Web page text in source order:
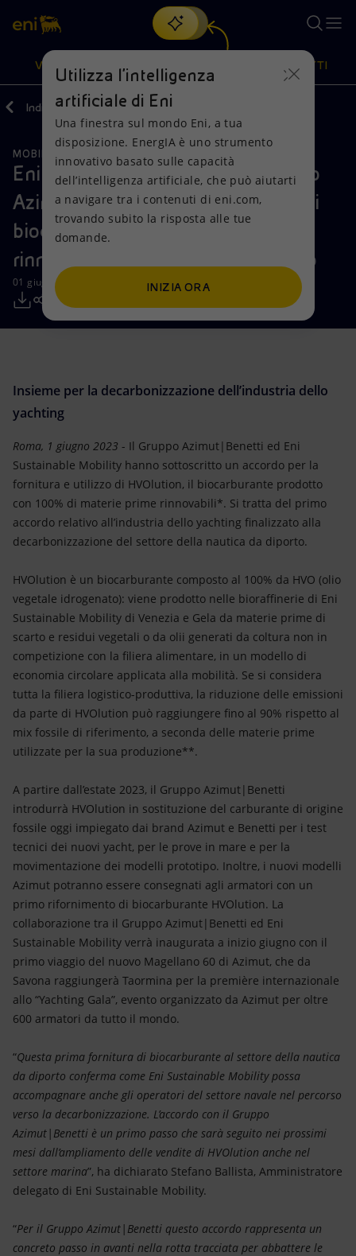
Cerca
scopri EnergIA, la nostra nuova soluzione di intelligenza
artificiale.
VISIONE
Visione
Mission e valori
Persone e Partnership
Net Zero
Modello satellitare
Innovazione
Scenari energetici
Azioni
Diversificazione energetica
Tecnologie per la transizione
Collaborazioni per l'innovazione
Attività nel mondo
PRODOTTI
Prodotti
Casa
Imprese
Mobilità
Indietro Media Comunicati Stampa
MOBILITÀ SOSTENIBILE INCONTRI E ACCORDI
Eni Sustainable Mobility: al Gruppo
Azimut-Benetti la prima fornitura di
biocarburante da materie prime
rinnovabili per la nautica da diporto
01 giugno 2023 - 10:00 CEST
Insieme per la decarbonizzazione dell’industria dello
yachting
Roma, 1 giugno 2023 - Il Gruppo Azimut|Benetti ed Eni
Sustainable Mobility hanno sottoscritto un accordo per la
fornitura e utilizzo di HVOlution, il biocarburante prodotto
con 100% di materie prime rinnovabili*. Si tratta del primo
accordo relativo all’industria dello yachting finalizzato alla
decarbonizzazione del settore della nautica da diporto.
HVOlution è un biocarburante composto al 100% da HVO (olio
vegetale idrogenato): viene prodotto nelle bioraffinerie di Eni
Sustainable Mobility di Venezia e Gela da materie prime di
scarto e residui vegetali o da olii generati da coltura non in
competizione con la filiera alimentare, in un modello di
economia circolare applicata alla mobilità. Se si considera
tutta la filiera logistico-produttiva, la riduzione delle emissioni
da parte di HVOlution può raggiungere fino al 90% rispetto al
mix fossile di riferimento, a seconda delle materie prime
utilizzate per la sua produzione**.
A partire dall’estate 2023, il Gruppo Azimut|Benetti
introdurrà HVOlution in sostituzione del carburante di origine
fossile oggi impiegato dai brand Azimut e Benetti per i test
tecnici dei nuovi yacht, per le prove in mare e per la
movimentazione dei modelli prototipo. Inoltre, i nuovi modelli
Azimut potranno essere consegnati agli armatori con un
primo rifornimento di biocarburante HVOlution. La
collaborazione tra il Gruppo Azimut|Benetti ed Eni
Sustainable Mobility verrà inaugurata a inizio giugno con il
primo viaggio del nuovo Magellano 60 di Azimut, che da
Savona raggiungerà Taormina per la première internazionale
allo “Yachting Gala”, evento organizzato da Azimut per oltre
600 armatori da tutto il mondo.
“Questa prima fornitura di biocarburante al settore della nautica
da diporto conferma come Eni Sustainable Mobility possa
accompagnare anche gli operatori del settore navale nel percorso
verso la decarbonizzazione. L’accordo con il Gruppo
Azimut|Benetti è un primo passo che sarà seguito nei prossimi
mesi dall’ampliamento delle vendite di HVOlution anche nel
settore marina”, ha dichiarato Stefano Ballista, Amministratore
delegato di Eni Sustainable Mobility.
“Per il Gruppo Azimut|Benetti questo accordo rappresenta un
concreto passo in avanti nella rotta tracciata per abbattere le
Utilizza l'intelligenza
artificiale di Eni
Una finestra sul mondo Eni, a tua
disposizione. EnergIA è uno strumento
innovativo basato sulle capacità
dell’intelligenza artificiale, che può aiutarti
a navigare tra i contenuti di eni.com,
trovando subito la risposta alle tue
domande.
INIZIA ORA